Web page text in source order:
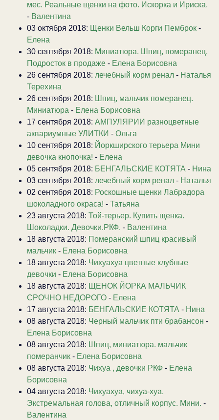
мес. Реальные щенки на фото. Искорка и Ириска.
- Валентина
03 октября 2018: Щенки Вельш Корги Пемброк -
Елена
30 сентября 2018: Миниатюра. Шпиц, померанец.
Подросток в продаже - Елена Борисовна
26 сентября 2018: лечебный корм ренал - Наталья
Терехина
26 сентября 2018: Шпиц, мальчик померанец.
Миниатюра - Елена Борисовна
17 сентября 2018: АМПУЛЯРИИ разноцветные
аквариумные УЛИТКИ - Ольга
10 сентября 2018: Йоркширского терьера Мини
девочка кнопочка! - Елена
05 сентября 2018: БЕНГАЛЬСКИЕ КОТЯТА - Нина
03 сентября 2018: лечебный корм ренал - Наталья
02 сентября 2018: Роскошные щенки Лабрадора
шоколадного окраса! - Татьяна
23 августа 2018: Той-терьер. Купить щенка.
Шоколадки. Девочки.РКФ. - Валентина
18 августа 2018: Померанский шпиц красивый
мальчик - Елена Борисовна
18 августа 2018: Чихуахуа цветные клубные
девочки - Елена Борисовна
18 августа 2018: ЩЕНОК ЙОРКА МАЛЬЧИК
СРОЧНО НЕДОРОГО - Елена
17 августа 2018: БЕНГАЛЬСКИЕ КОТЯТА - Нина
08 августа 2018: Черный мальчик пти брабансон -
Елена Борисовна
08 августа 2018: Шпиц, миниатюра. мальчик
померанчик - Елена Борисовна
08 августа 2018: Чихуа , девочки РКФ - Елена
Борисовна
04 августа 2018: Чихуахуа, чихуа-хуа.
Экстремальная голова, отличный корпус. Мини. -
Валентина